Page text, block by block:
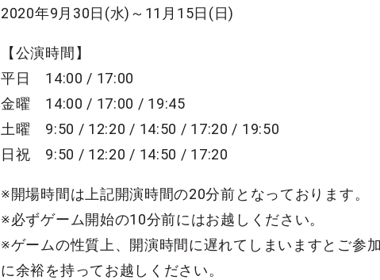
2020年9月30日(水)～11月15日(日)
【公演時間】
平日 14:00 / 17:00
金曜 14:00 / 17:00 / 19:45
土曜 9:50 / 12:20 / 14:50 / 17:20 / 19:50
日祝 9:50 / 12:20 / 14:50 / 17:20
※開場時間は上記開演時間の20分前となっております。
※必ずゲーム開始の10分前にはお越しください。
※ゲームの性質上、開演時間に遅れてしまいますとご参
に余裕を持ってお越しください。